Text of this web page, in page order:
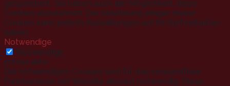
gespeichert. Sie haben auch die Möglichkeit, diese
Cookies abzulehnen. Die Ablehnung einiger dieser
Cookies kann jedoch Auswirkungen auf Ihr Surfverhalten
haben.
Notwendige
Notwendige
immer aktiv
Die notwendigen Cookies sind für das einwandfreie
Funktionieren der Website absolut notwendig. Diese